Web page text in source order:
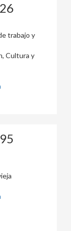
trabajo y
Cultura y